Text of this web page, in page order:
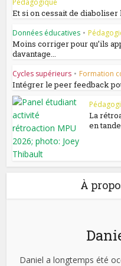
Pédagogique
Et si on cessait de diaboliser
Données éducatives •
Moins corriger pour qu’ils
davantage...
Cycles supérieurs • Formation
Intégrer le peer feedback
La
en
À
Daniel a longtemps été